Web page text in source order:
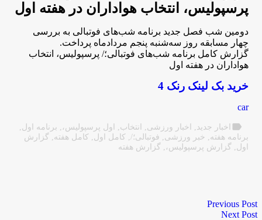
پرسپولیس، انتخاب هواداران در هفته اول
دومین شب فصل جدید برنامه شب‌های فوتبالی به بررسی
چهار مسابقه روز سه‌شنبه پنجم مردادماه پرداخت.
گزارش کامل برنامه شب‌های فوتبالی؛/ پرسپولیس، انتخاب
هواداران در هفته اول
خرید بک لینک رنک 4
car
label اخبار جدید, اخبار ورزشی, انتخاب, اول پرسپولیس، , برنامه اول
برنامه هفته, خبر ورزشی, فوتبالی؛/,کامل اول , کامل هفته, گزارش
اول , گزارش پرسپولیس، , گزارش هفته
Previous Post
Next Post